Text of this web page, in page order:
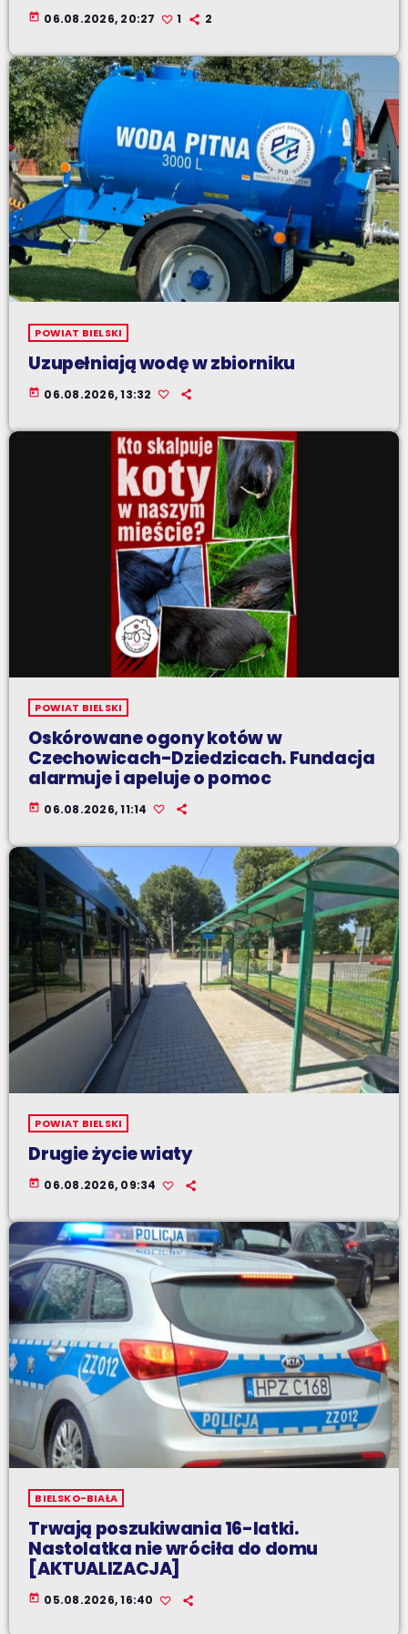
today 06.08.2026, 20:27 1 2
POWIAT BIELSKI
Uzupełniają wodę w zbiorniku
today 06.08.2026, 13:32
POWIAT BIELSKI
Oskórowane ogony kotów w
Czechowicach-Dziedzicach. Fundacja
alarmuje i apeluje o pomoc
today 06.08.2026, 11:14
POWIAT BIELSKI
Drugie życie wiaty
today 06.08.2026, 09:34
BIELSKO-BIAŁA
Trwają poszukiwania 16-latki.
Nastolatka nie wróciła do domu
[AKTUALIZACJA]
today 05.08.2026, 16:40